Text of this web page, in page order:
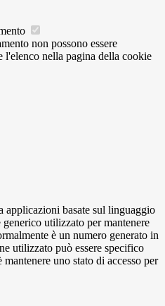
non possono essere
l'elenco nella pagina della cookie
applicazioni basate sul linguaggio
utilizzato per mantenere
è un numero generato in
utilizzato può essere specifico
uno stato di accesso per